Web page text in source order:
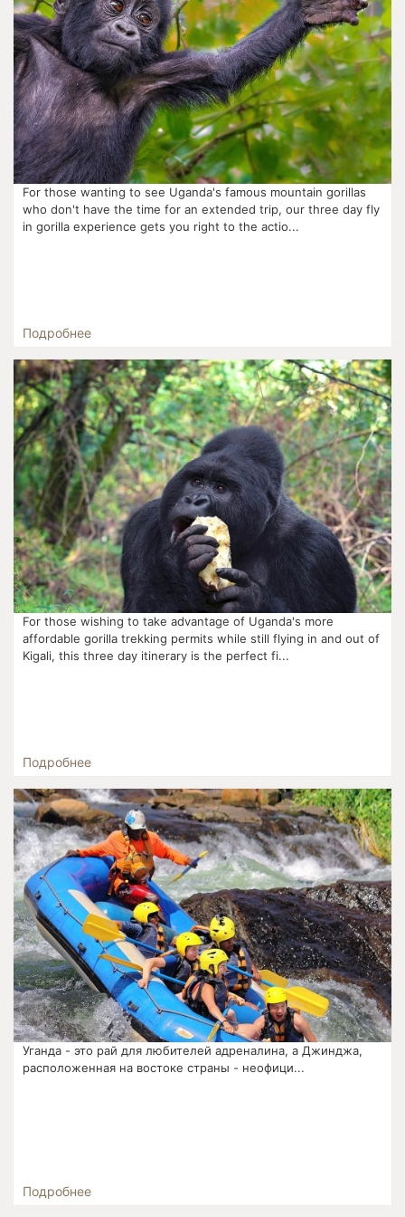
For those wanting to see Uganda's famous mountain gorillas
who don't have the time for an extended trip, our three day fly
in gorilla experience gets you right to the actio...
Подробнее
For those wishing to take advantage of Uganda's more
affordable gorilla trekking permits while still flying in and out of
Kigali, this three day itinerary is the perfect fi...
Подробнее
Уганда - это рай для любителей адреналина, а Джинджа,
расположенная на востоке страны - неофици...
Подробнее